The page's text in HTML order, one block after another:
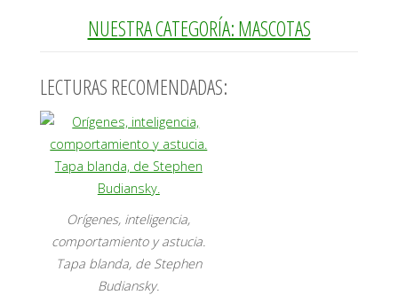
NUESTRA CATEGORÍA: MASCOTAS
LECTURAS RECOMENDADAS:
Orígenes, inteligencia,
comportamiento y astucia.
Tapa blanda, de Stephen
Budiansky.